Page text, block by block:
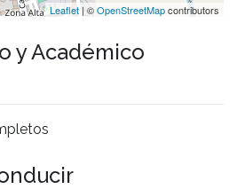
Leaflet | ©OpenStreetMapcontributors
y Académico